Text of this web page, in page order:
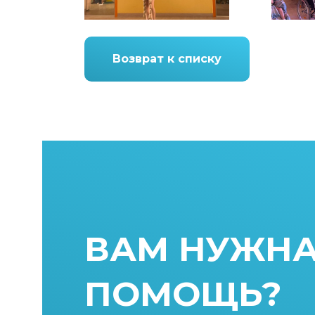
Возврат к списку
ВАМ
ПОМОЩЬ?